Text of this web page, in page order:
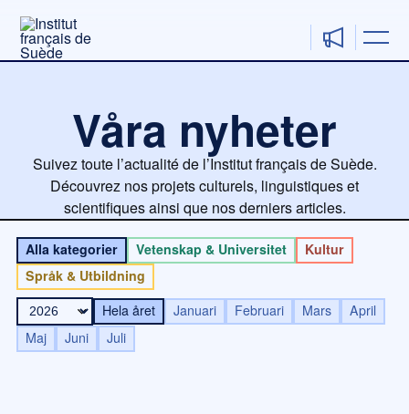
innehåll
Våra nyheter
Suivez toute l’actualité de l’Institut français de Suède.
Découvrez nos projets culturels, linguistiques et
scientifiques ainsi que nos derniers articles.
Alla kategorier Vetenskap & Universitet
Kultur
Språk & Utbildning
Hela året
Januari Februari Mars
April
Maj
Juni Juli